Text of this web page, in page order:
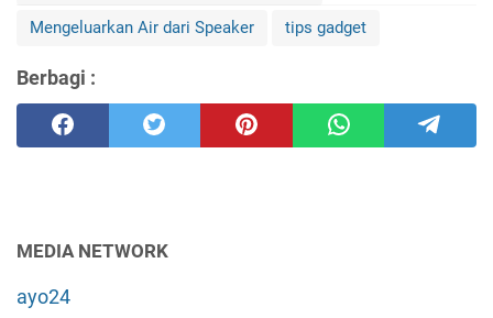
Mengeluarkan Air dari Speaker tips gadget
Berbagi :
MEDIA NETWORK
ayo24